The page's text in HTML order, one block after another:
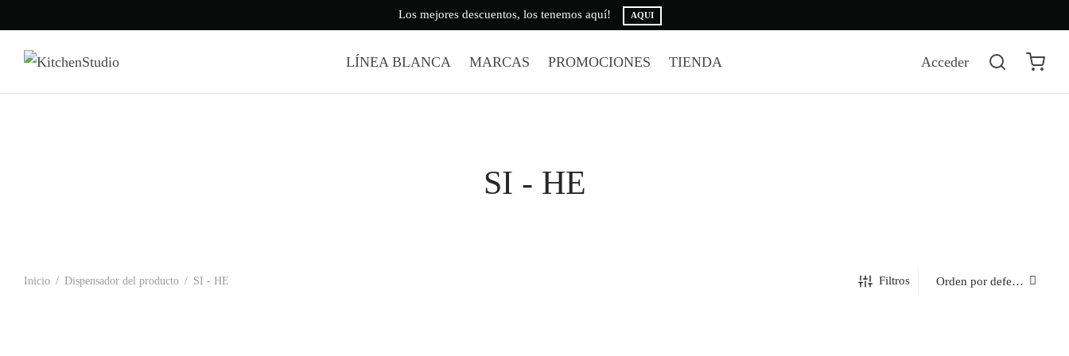
Los mejores descuentos, los tenemos aquí! AQUI
LÍNEA BLANCA MARCAS PROMOCIONES TIENDA Acceder
SI - HE
Inicio / Dispensador del producto / SI - HE Filtros